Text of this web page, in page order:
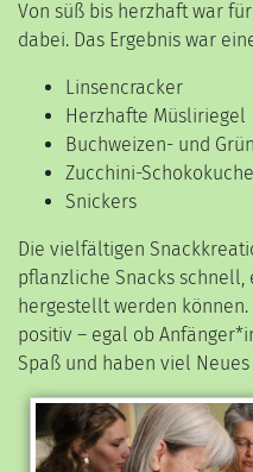
Von süß bis herzhaft war
dabei. Das Ergebnis war
Linsencracker
Herzhafte Müsliriegel
Buchweizen- und
Zucchini-
Snickers
Die vielfältigen
pflanzliche Snacks
hergestellt werden
positiv – egal ob
Spaß und haben viel